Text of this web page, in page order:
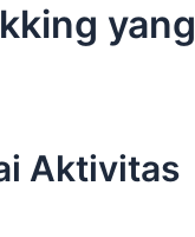
yang
Aktivitas